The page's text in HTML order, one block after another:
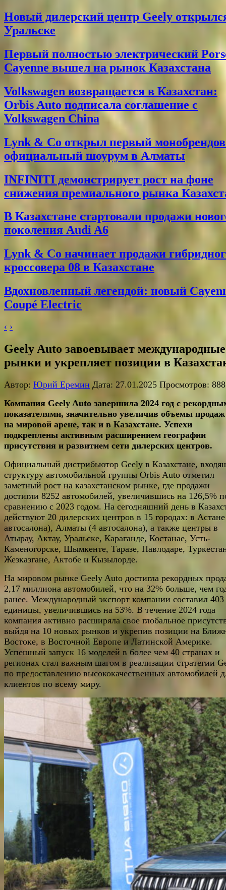
Новый дилерский центр Geely
Уральске
Первый полностью электрический
Cayenne вышел на рынок Казахстана
Volkswagen возвращается в Казахстан:
Orbis Auto подписала соглашение с
Volkswagen China
Lynk & Co открыл первый
официальный шоурум в Алматы
INFINITI демонстрирует рост на фоне
снижения премиального рынка
В Казахстане стартовали продажи
поколения Audi A6
Lynk & Co начинает продажи
кроссовера 08 в Казахстане
Вдохновленный легендой: новый
Coupé Electric
‹ ›
Geely Auto завоевывает международные
рынки и укрепляет позиции в
Автор: Юрий Еремин Дата: 27.01.2025 Просмотров: 888
Компания Geely Auto завершила 2024 год с
показателями, значительно увеличив объемы
на мировой арене, так и в Казахстане. Успехи
подкреплены активным расширением географии
присутствия и развитием сети дилерских центров.
Официальный дистрибьютор Geely в Казахстане,
структуру автомобильной группы Orbis Auto отметил
заметный рост на казахстанском рынке, где продажи
достигли 8252 автомобилей, увеличившись на 126,5%
сравнению с 2023 годом. На сегодняшний день в
действуют 20 дилерских центров в 15 городах: в
автосалона), Алматы (4 автосалона), а также центры в
Атырау, Актау, Уральске, Караганде, Костанае, Усть-
Каменогорске, Шымкенте, Таразе, Павлодаре,
Жезказгане, Актобе и Кызылорде.
На мировом рынке Geely Auto достигла рекордных
2,17 миллиона автомобилей, что на 32% больше, чем
ранее. Международный экспорт компании составил 403
единицы, увеличившись на 53%. В течение 2024 года
компания активно расширяла свое глобальное
выйдя на 10 новых рынков и укрепив позиции на
Востоке, в Восточной Европе и Латинской Америке.
Успешный запуск 16 моделей в более чем 40 странах и
регионах стал важным шагом в реализации стратегии
по предоставлению высококачественных автомобилей
клиентов по всему миру.